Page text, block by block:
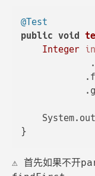
@Test
public void
Integer
⚠️ 首先如果不开